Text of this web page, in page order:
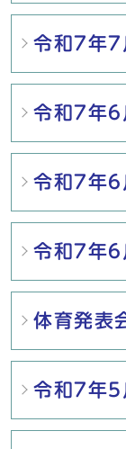
令和7年7
令和7年6
令和7年6
令和7年6
体育発表
令和7年